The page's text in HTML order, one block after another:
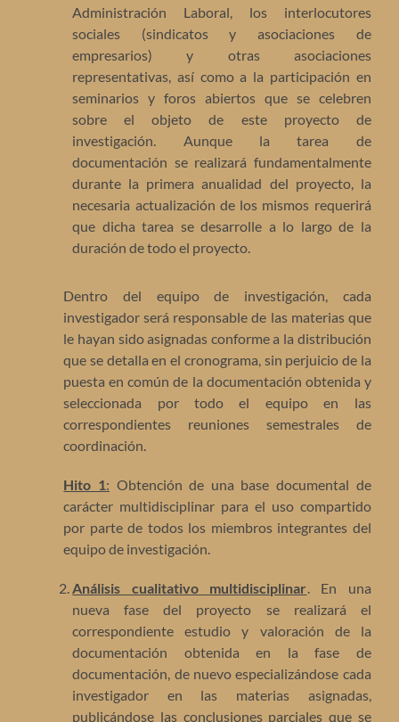
Administración Laboral, los interlocutores
sociales (sindicatos y asociaciones de
empresarios) y otras asociaciones
representativas, así como a la participación en
seminarios y foros abiertos que se celebren
sobre el objeto de este proyecto de
investigación. Aunque la tarea de
documentación se realizará fundamentalmente
durante la primera anualidad del proyecto, la
necesaria actualización de los mismos requerirá
que dicha tarea se desarrolle a lo largo de la
duración de todo el proyecto.
Dentro del equipo de investigación, cada
investigador será responsable de las materias que
le hayan sido asignadas conforme a la distribución
que se detalla en el cronograma, sin perjuicio de la
puesta en común de la documentación obtenida y
seleccionada por todo el equipo en las
correspondientes reuniones semestrales de
coordinación.
Hito 1: Obtención de una base documental de
carácter multidisciplinar para el uso compartido
por parte de todos los miembros integrantes del
equipo de investigación.
Análisis cualitativo multidisciplinar . En una
nueva fase del proyecto se realizará el
correspondiente estudio y valoración de la
documentación obtenida en la fase de
documentación, de nuevo especializándose cada
investigador en las materias asignadas,
publicándose las conclusiones parciales que se